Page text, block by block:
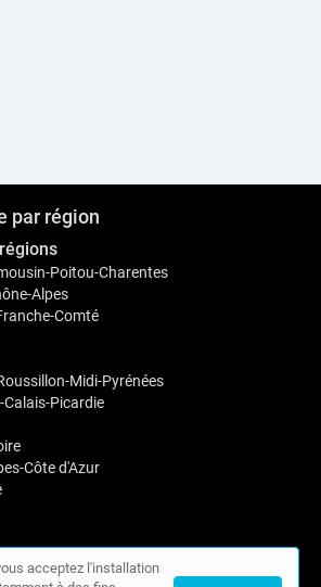
par région
Poitou-Charentes
Alpes
Comté
Midi-Pyrénées
Calais-Picardie
Côte d'Azur
acceptez l'installation